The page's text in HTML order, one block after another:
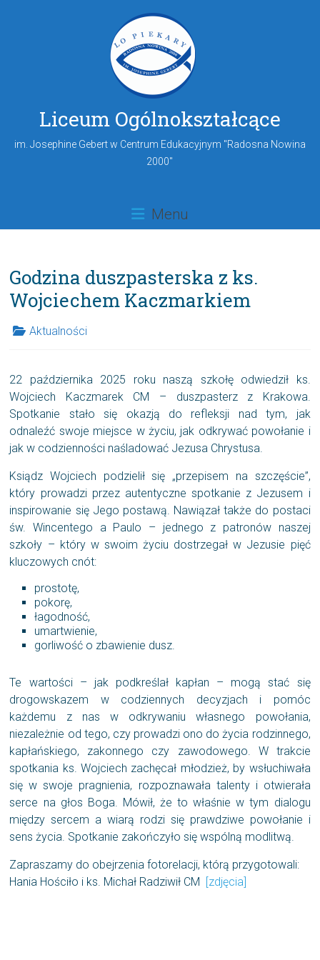
Liceum Ogólnokształcące
im. Josephine Gebert w Centrum Edukacyjnym "Radosna Nowina
2000"
Menu
Godzina duszpasterska z ks.
Wojciechem Kaczmarkiem
Aktualności
22 października 2025 roku naszą szkołę odwiedził ks.
Wojciech Kaczmarek CM – duszpasterz z Krakowa.
Spotkanie stało się okazją do refleksji nad tym, jak
odnaleźć swoje miejsce w życiu, jak odkrywać powołanie i
jak w codzienności naśladować Jezusa Chrystusa.
Ksiądz Wojciech podzielił się „przepisem na szczęście”,
który prowadzi przez autentyczne spotkanie z Jezusem i
inspirowanie się Jego postawą. Nawiązał także do postaci
św. Wincentego a Paulo – jednego z patronów naszej
szkoły – który w swoim życiu dostrzegał w Jezusie pięć
kluczowych cnót:
prostotę,
pokorę,
łagodność,
umartwienie,
gorliwość o zbawienie dusz.
Te wartości – jak podkreślał kapłan – mogą stać się
drogowskazem w codziennych decyzjach i pomóc
każdemu z nas w odkrywaniu własnego powołania,
niezależnie od tego, czy prowadzi ono do życia rodzinnego,
kapłańskiego, zakonnego czy zawodowego. W trakcie
spotkania ks. Wojciech zachęcał młodzież, by wsłuchiwała
się w swoje pragnienia, rozpoznawała talenty i otwierała
serce na głos Boga. Mówił, że to właśnie w tym dialogu
między sercem a wiarą rodzi się prawdziwe powołanie i
sens życia. Spotkanie zakończyło się wspólną modlitwą.
Zapraszamy do obejrzenia fotorelacji, którą przygotowali:
Hania Hościło i ks. Michał Radziwił CM [zdjęcia]